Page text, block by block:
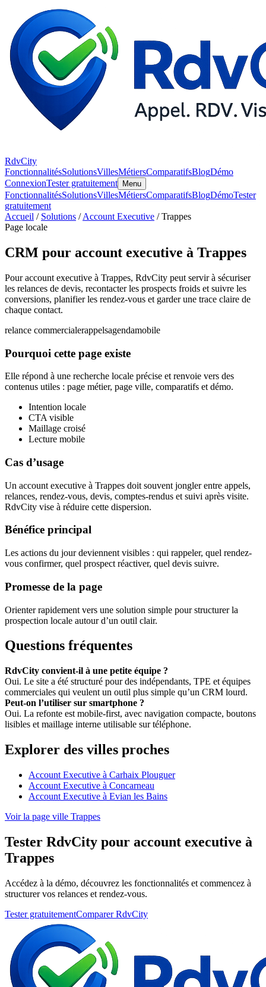
RdvCity
FonctionnalitésSolutionsVillesMétiersComparatifsBlogDémo
ConnexionTester gratuitement Menu
FonctionnalitésSolutionsVillesMétiersComparatifsBlogDémoTester
gratuitement
Accueil / Solutions /Account Executive / Trappes
Page locale
CRM pour account executive à Trappes
Pour account executive à Trappes, RdvCity peut servir à sécuriser
les relances de devis, recontacter les prospects froids et suivre les
conversions, planifier les rendez-vous et garder une trace claire de
chaque contact.
relance commercialerappelsagendamobile
Pourquoi cette page existe
Elle répond à une recherche locale précise et renvoie vers des
contenus utiles : page métier, page ville, comparatifs et démo.
Intention locale
CTA visible
Maillage croisé
Lecture mobile
Cas d’usage
Un account executive à Trappes doit souvent jongler entre appels,
relances, rendez-vous, devis, comptes-rendus et suivi après visite.
RdvCity vise à réduire cette dispersion.
Bénéfice principal
Les actions du jour deviennent visibles : qui rappeler, quel rendez-
vous confirmer, quel prospect réactiver, quel devis suivre.
Promesse de la page
Orienter rapidement vers une solution simple pour structurer la
prospection locale autour d’un outil clair.
Questions fréquentes
RdvCity convient-il à une petite équipe ?
Oui. Le site a été structuré pour des indépendants, TPE et équipes
commerciales qui veulent un outil plus simple qu’un CRM lourd.
Peut-on l’utiliser sur smartphone ?
Oui. La refonte est mobile-first, avec navigation compacte, boutons
lisibles et maillage interne utilisable sur téléphone.
Explorer des villes proches
Account Executive à Carhaix Plouguer
Account Executive à Concarneau
Account Executive à Evian les Bains
Voir la page ville Trappes
Tester RdvCity pour account executive à
Trappes
Accédez à la démo, découvrez les fonctionnalités et commencez à
structurer vos relances et rendez-vous.
Tester gratuitementComparer RdvCity